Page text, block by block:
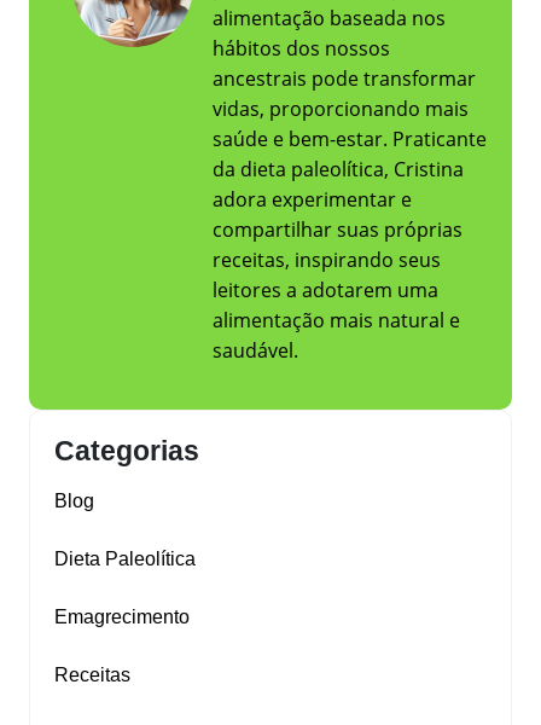
alimentação baseada nos
hábitos dos nossos
ancestrais pode transformar
vidas, proporcionando mais
saúde e bem-estar. Praticante
da dieta paleolítica, Cristina
adora experimentar e
compartilhar suas próprias
receitas, inspirando seus
leitores a adotarem uma
alimentação mais natural e
saudável.
Categorias
Blog
Dieta Paleolítica
Emagrecimento
Receitas